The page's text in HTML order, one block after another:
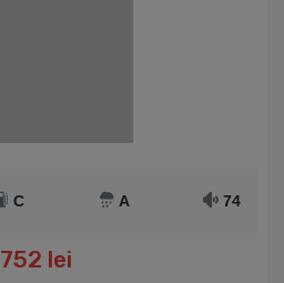
C A 74
752 lei